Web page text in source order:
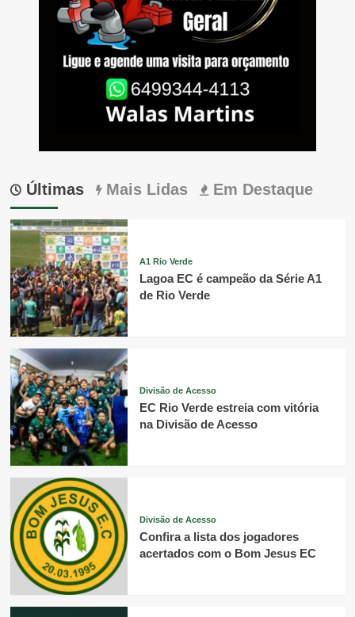
Últimas Mais Lidas Em Destaque
A1 Rio Verde
Lagoa EC é campeão da Série A1
de Rio Verde
Divisão de Acesso
EC Rio Verde estreia com vitória
na Divisão de Acesso
Divisão de Acesso
Confira a lista dos jogadores
acertados com o Bom Jesus EC